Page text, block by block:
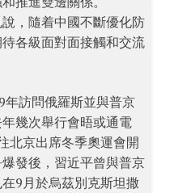
，隨着中國不斷優化防
各級面對面接觸和交流
年訪問俄羅斯並與普京
幾次舉行會晤或通電
北京出席冬季奧運會開
發後，習近平曾與普京
9月於烏茲別克斯坦撒